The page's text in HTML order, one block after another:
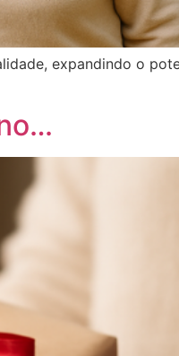
expandindo o